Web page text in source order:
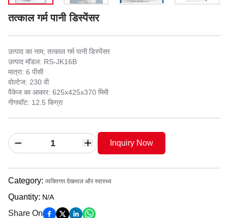
तत्काल गर्म पानी डिस्पेंसर
उत्पाद का नाम; तत्काल गर्म पानी डिस्पेंसर
उत्पाद मॉडल: RS-JK16B
मात्रा: 6 पीसी
वोल्टेज: 230 वी
पैकेज का आकार: 625x425x370 मिमी
गीगावॉट: 12.5 किग्रा
Inquiry Now
Category: व्यक्तिगत देखभाल और स्वास्थ्य
Quantity: N/A
Share On